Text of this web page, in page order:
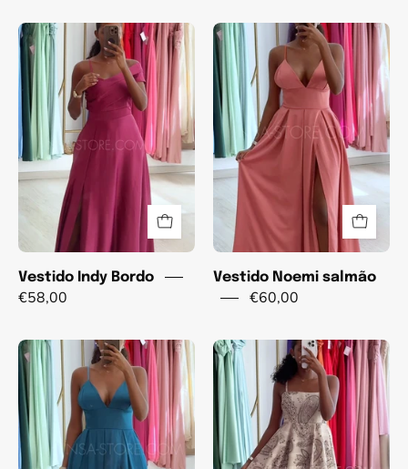
Vestido
Indy
Bordo
Vestido Indy Bordo
€58,00
Vestido
Noemi
salmão
Vestido Noemi salmão
€60,00
Vestido
Noemi
azul
marinho
Vestido
Jane
Bege